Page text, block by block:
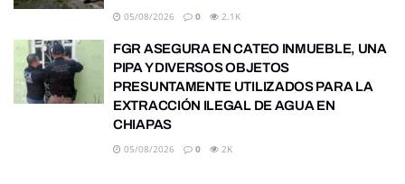
05/08/2026 0 2.1K
FGR ASEGURA EN CATEO INMUEBLE, UNA
PIPA Y DIVERSOS OBJETOS
PRESUNTAMENTE UTILIZADOS PARA LA
EXTRACCIÓN ILEGAL DE AGUA EN
CHIAPAS
05/08/2026 0 2K